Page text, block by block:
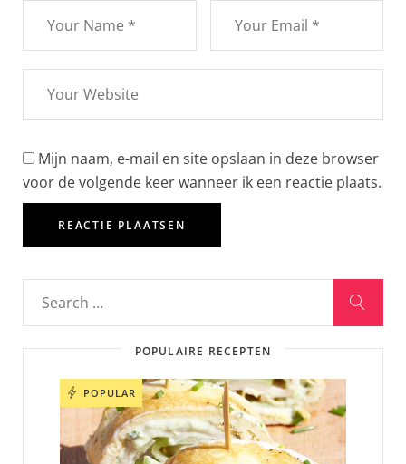
Mijn naam, e-mail en site opslaan in deze browser
voor de volgende keer wanneer ik een reactie plaats.
POPULAIRE RECEPTEN
POPULAR